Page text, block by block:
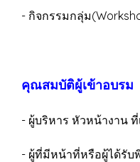
- กิจกรรมกลุ่ม
คุณสมบัติผู้เข้าอบรม
- ผู้บริหาร หัวหน้างาน ที่
- ผู้ที่มีหน้าที่หรือผู้ได้รับ